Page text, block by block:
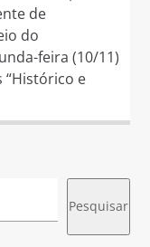
de
do
feira (10/11)
“Histórico e
Pesquisar